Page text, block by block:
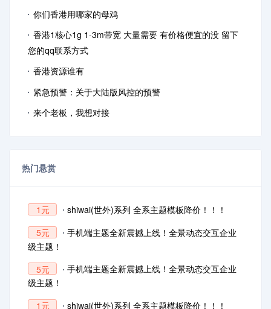
你们香港用哪家的母鸡
香港1核心1g 1-3m带宽 大量需要 有价格便宜的没 留下
您的qq联系方式
香港资源谁有
紧急预警：关于大陆版风控的预警
来个老板，我想对接
热门悬赏
1元
shiwai(世外)系列 全系主题模板降价！！！
5元
手机端主题全新震撼上线！全景动态交互企业
级主题！
5元
手机端主题全新震撼上线！全景动态交互企业
级主题！
1元
shiwai(世外)系列 全系主题模板降价！！！